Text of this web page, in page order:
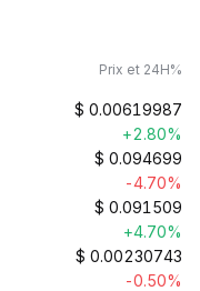
Prix et 24H%
$ 0.00619987
+2.80%
$ 0.094699
-4.70%
$ 0.091509
+4.70%
$ 0.00230743
-0.50%